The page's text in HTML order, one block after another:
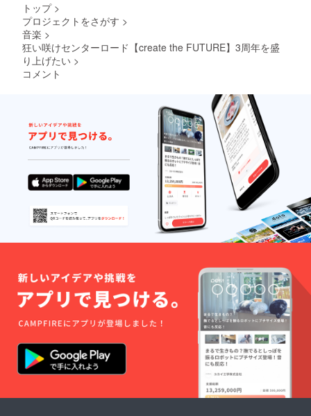
す。
1時間の
オフ会
は離れ
た場所
から同
行致し
ます。※
同施設
にて全
メン
バー同
時に個
別オフ
会を予
定して
おりま
定で
もえ
り）
9/12開
催。都
内にて1
時間予
定。※時
間と場
所はこ
ちらで
指定さ
せて頂
きま
す。メ
と2人で
1時間の
オフ会
とな
り、ス
タッフ
は離れ
た場所
から同
ます。※
同施設
にて全
トップ >
プロジェクトをさがす >
音楽 >
狂い咲けセンターロード【create the FUTURE】3周年を盛
り上げたい >
コメント